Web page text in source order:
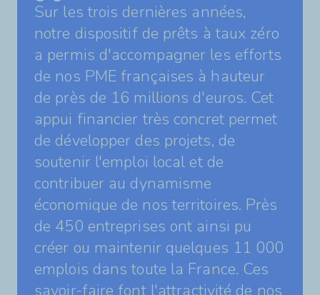
Sur les trois dernières années,
notre dispositif de prêts à taux zéro
a permis d'accompagner les efforts
de nos PME françaises à hauteur
de près de 16 millions d'euros. Cet
appui financier très concret permet
de développer des projets, de
soutenir l'emploi local et de
contribuer au dynamisme
économique de nos territoires. Près
de 450 entreprises ont ainsi pu
créer ou maintenir quelques 11 000
emplois dans toute la France. Ces
savoir-faire font l'attractivité de nos